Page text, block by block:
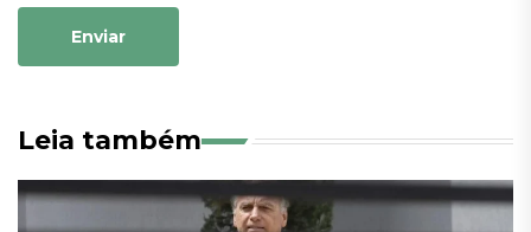
Enviar
Leia também